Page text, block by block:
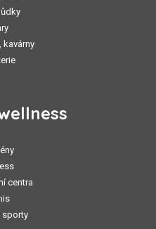
kavárny
centra
sporty